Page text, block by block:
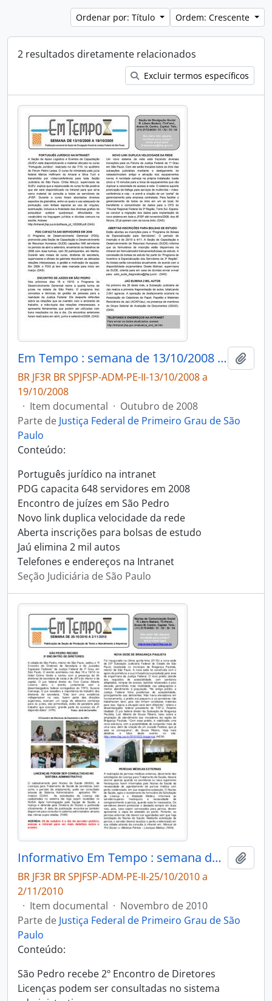
Ordenar por: Título Ordem: Crescente
2 resultados diretamente relacionados
Excluir termos específicos
Em Tempo : semana de 13/10/2008 a 19/10/2008
BR JF3R BR SPJFSP-ADM-PE-II-13/10/2008 a
19/10/2008
· Item documental · Outubro de 2008
Parte de Justiça Federal de Primeiro Grau de São
Paulo
Conteúdo:
Português jurídico na intranet
PDG capacita 648 servidores em 2008
Encontro de juízes em São Pedro
Novo link duplica velocidade da rede
Aberta inscrições para bolsas de estudo
Jaú elimina 2 mil autos
Telefones e endereços na Intranet
Seção Judiciária de São Paulo
Informativo Em Tempo : semana de 25/10/2010 a 2/11/2010
BR JF3R BR SPJFSP-ADM-PE-II-25/10/2010 a
2/11/2010
· Item documental · Novembro de 2010
Parte de Justiça Federal de Primeiro Grau de São
Paulo
Conteúdo:
São Pedro recebe 2º Encontro de Diretores
Licenças podem ser consultadas no sistema